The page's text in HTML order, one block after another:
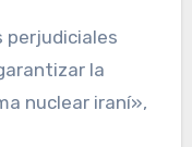
perjudiciales
la
nuclear iraní»,